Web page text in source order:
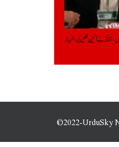
اسپیکر نے آئین شکنی کی، شہباز
©2022-UrduSky